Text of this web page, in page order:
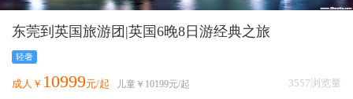
东莞到英国旅游团|英国6晚8日游经典之旅
轻奢
成人￥ 10999元/起 儿童￥ 10199元/起 3557浏览量